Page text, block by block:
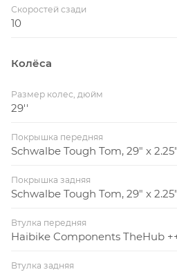
Скоростей сзади
10
Колёса
Размер колес, дюйм
29''
Покрышка передняя
Schwalbe Tough Tom, 29" x
Покрышка задняя
Schwalbe Tough Tom, 29" x
Втулка передняя
Haibike Components TheHub
Втулка задняя